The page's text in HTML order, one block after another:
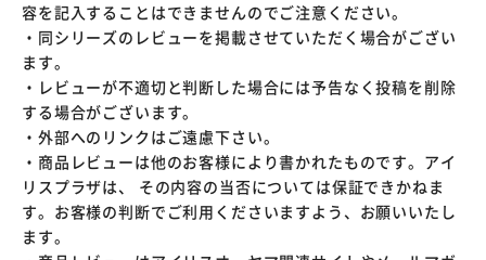
容を記入することはできませんのでご注意ください。
・同シリーズのレビューを掲載させていただく場合がござい
ます。
・レビューが不適切と判断した場合には予告なく投稿を削除
する場合がございます。
・外部へのリンクはご遠慮下さい。
・商品レビューは他のお客様により書かれたものです。アイ
リスプラザは、 その内容の当否については保証できかねま
す。お客様の判断でご利用くださいますよう、お願いいたし
ます。